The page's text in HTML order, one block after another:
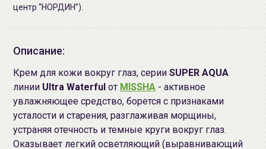
центр “НОРДИН”).
Описание:
Крем для кожи вокруг глаз, серии SUPER AQUA
линии Ultra Waterful от MISSHA - активное
увлажняющее средство, борется с признаками
усталости и старения, разглаживая морщины,
устраняя отечность и темные круги вокруг глаз.
Оказывает легкий осветляющий (выравнивающий